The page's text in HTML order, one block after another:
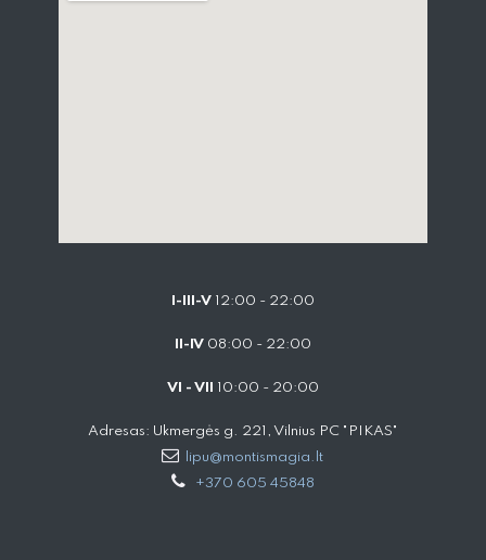
I-III-V 12:00 - 22:00
II-IV 08:00 - 22:00
VI - VII 10:00 - 20:00
Adresas: Ukmergės g. 221, Vilnius PC "PIKAS"
lipu@montismagia.lt
+370 605 45848